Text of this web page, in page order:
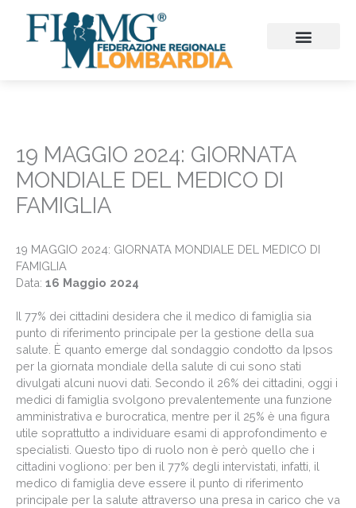
contenuto
19 MAGGIO 2024: GIORNATA
MONDIALE DEL MEDICO DI
FAMIGLIA
19 MAGGIO 2024: GIORNATA MONDIALE DEL MEDICO DI
FAMIGLIA
Data: 16 Maggio 2024
Il 77% dei cittadini desidera che il medico di famiglia sia
punto di riferimento principale per la gestione della sua
salute. È quanto emerge dal sondaggio condotto da Ipsos
per la giornata mondiale della salute di cui sono stati
divulgati alcuni nuovi dati. Secondo il 26% dei cittadini, oggi i
medici di famiglia svolgono prevalentemente una funzione
amministrativa e burocratica, mentre per il 25% è una figura
utile soprattutto a individuare esami di approfondimento e
specialisti. Questo tipo di ruolo non è però quello che i
cittadini vogliono: per ben il 77% degli intervistati, infatti, il
medico di famiglia deve essere il punto di riferimento
principale per la salute attraverso una presa in carico che va